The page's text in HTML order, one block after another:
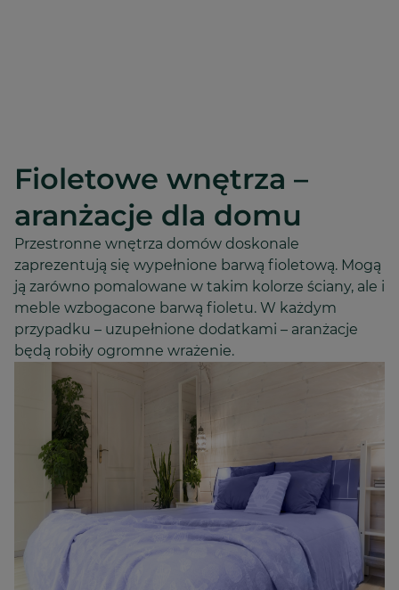
Fioletowe wnętrza –
aranżacje dla domu
Przestronne wnętrza domów doskonale
zaprezentują się wypełnione barwą fioletową. Mogą
ją zarówno pomalowane w takim kolorze ściany, ale i
meble wzbogacone barwą fioletu. W każdym
przypadku – uzupełnione dodatkami – aranżacje
będą robiły ogromne wrażenie.